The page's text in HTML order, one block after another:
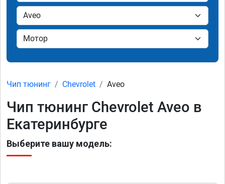
Чип тюнинг Chevrolet Aveo
Чип тюнинг Chevrolet Aveo в
Екатеринбурге
Выберите вашу модель: